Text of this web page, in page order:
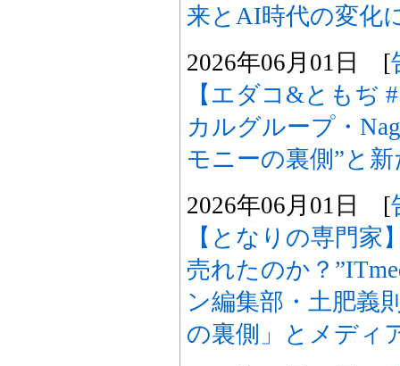
来とAI時代の変化
2026年06月01日 [
【エダコ&ともぢ
カルグループ・
モニーの裏側”と
2026年06月01日 [
【となりの専門家
売れたのか？
ン編集部・土肥義
の裏側」とメディ